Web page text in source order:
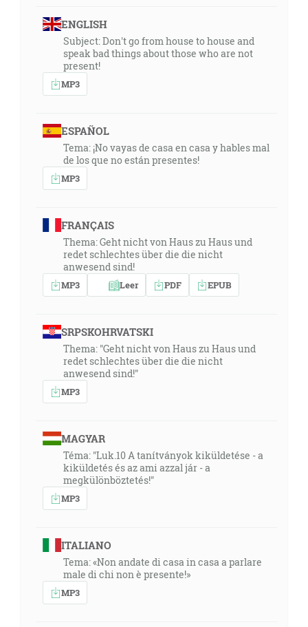
ENGLISH
Subject: Don't go from house to house and
speak bad things about those who are not
present!
MP3
ESPAÑOL
Tema: ¡No vayas de casa en casa y hables mal
de los que no están presentes!
MP3
FRANÇAIS
Thema: Geht nicht von Haus zu Haus und
redet schlechtes über die die nicht
anwesend sind!
MP3 Leer PDF EPUB
SRPSKOHRVATSKI
Thema: "Geht nicht von Haus zu Haus und
redet schlechtes über die die nicht
anwesend sind!"
MP3
MAGYAR
Téma: "Luk.10 A tanítványok kiküldetése - a
kiküldetés és az ami azzal jár - a
megkülönböztetés!"
MP3
ITALIANO
Tema: «Non andate di casa in casa a parlare
male di chi non è presente!»
MP3